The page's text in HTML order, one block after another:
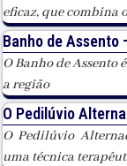
eficaz, que combina
Banho de
O Banho de
a região
O Pedilúvio
O Pedilúvio
uma técnica